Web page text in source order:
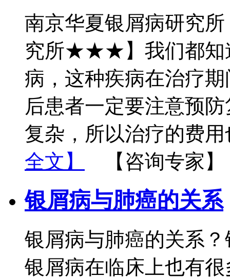
南京华夏银屑病研究
究所★★★】我们都知
病，这种疾病在治疗
后患者一定要注意预
复杂，所以治疗的费
全文】
【咨询专家】
银屑病与肺癌的关系
银屑病与肺癌的关系
银屑病在临床上也有